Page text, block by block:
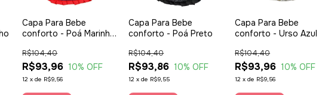
Capa Para Bebe
conforto - Poá Marinho
R$93,96
R$104,40
10% OFF
12 xde R$9,56
Capa Para Bebe
conforto - Poá Preto
R$93,86
R$104,40
10% OFF
12 xde R$9,55
Capa Para Bebe
conforto - Urso Azul
R$93,96
R$104,40
10% OFF
12 xde R$9,56